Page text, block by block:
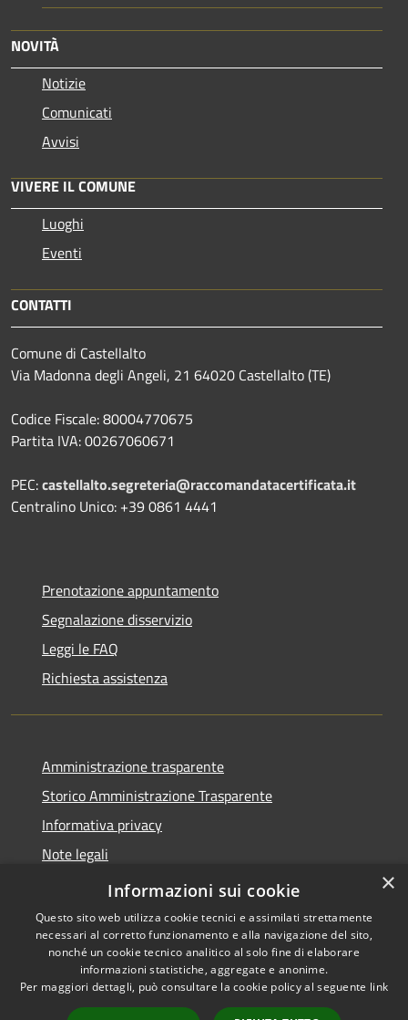
NOVITÀ
Notizie
Comunicati
Avvisi
VIVERE IL COMUNE
Luoghi
Eventi
CONTATTI
Comune di Castellalto
Via Madonna degli Angeli, 21 64020 Castellalto (TE)
Codice Fiscale: 80004770675
Partita IVA: 00267060671
PEC:castellalto.segreteria@raccomandatacertificata.it
Centralino Unico: +39 0861 4441
Prenotazione appuntamento
Segnalazione disservizio
Leggi le FAQ
Richiesta assistenza
Amministrazione trasparente
Storico Amministrazione Trasparente
Informativa privacy
Note legali
Dichiarazione di accessibilità
Accessibilità
Copyright © 2026 • Comune di
Castellalto • Powered by
×
Informazioni sui cookie
Questo sito web utilizza cookie tecnici e assimilati strettamente
necessari al corretto funzionamento e alla navigazione del sito,
nonché un cookie tecnico analitico al solo fine di elaborare
informazioni statistiche, aggregate e anonime.
Per maggiori dettagli, può consultare la cookie policy al seguente link